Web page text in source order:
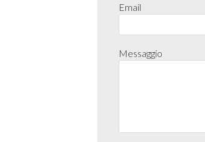
Email
Messaggio